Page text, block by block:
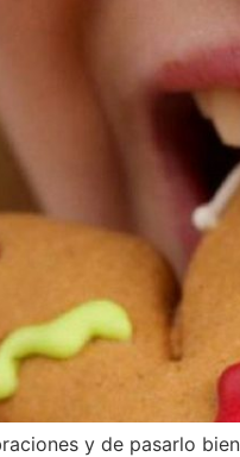
y de pasarlo